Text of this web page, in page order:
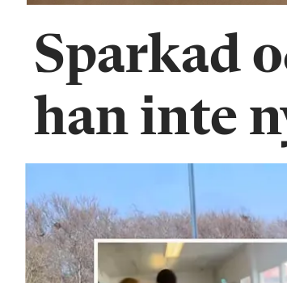
Sparkad
han inte